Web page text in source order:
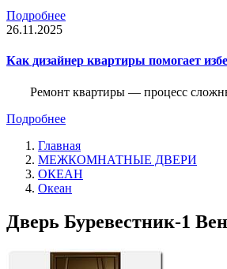
Подробнее
26.11.2025
Как дизайнер квартиры помогает
Ремонт квартиры — процесс
Подробнее
Главная
МЕЖКОМНАТНЫЕ ДВЕРИ
ОКЕАН
Океан
Дверь Буревестник-1